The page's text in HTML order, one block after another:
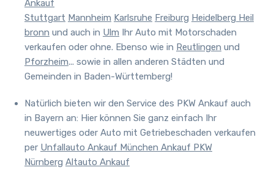
Ankauf
Stuttgart Mannheim Karlsruhe Freiburg Heidelberg Heil
bronn und auch in Ulm Ihr Auto mit Motorschaden
verkaufen oder ohne. Ebenso wie in Reutlingen und
Pforzheim... sowie in allen anderen Städten und
Gemeinden in Baden-Württemberg!
Natürlich bieten wir den Service des PKW Ankauf auch
in Bayern an: Hier können Sie ganz einfach Ihr
neuwertiges oder Auto mit Getriebeschaden verkaufen
per Unfallauto Ankauf München Ankauf PKW
Nürnberg Altauto Ankauf